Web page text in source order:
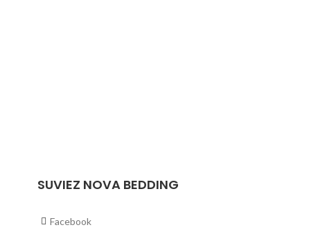
SUVIEZ NOVA BEDDING
Facebook